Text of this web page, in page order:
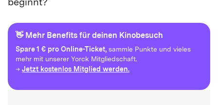
beginnt?
👋 Mehr Benefits für deinen Kinobesuch
Spare1 € pro Online-Ticket, sammle Punkte und vieles
mehr mit unserer Yorck Mitgliedschaft.
→ Jetzt kostenlos Mitglied werden.